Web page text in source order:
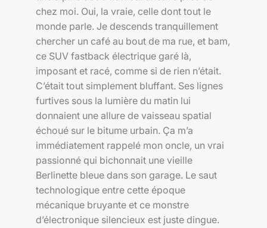
chez moi. Oui, la vraie, celle dont tout le
monde parle. Je descends tranquillement
chercher un café au bout de ma rue, et bam,
ce SUV fastback électrique garé là,
imposant et racé, comme si de rien n’était.
C’était tout simplement bluffant. Ses lignes
furtives sous la lumière du matin lui
donnaient une allure de vaisseau spatial
échoué sur le bitume urbain. Ça m’a
immédiatement rappelé mon oncle, un vrai
passionné qui bichonnait une vieille
Berlinette bleue dans son garage. Le saut
technologique entre cette époque
mécanique bruyante et ce monstre
d’électronique silencieux est juste dingue.